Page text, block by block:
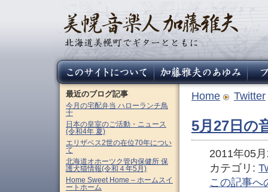
Home Twitter
5月27日の
2011年05
カテゴリ:
この記事へ
最近のブログ記事
今月の宅配弁当 ハローランチ鳥
十
日本の皇室のご活動・ニュース
(令和4年 夏)
エリザベス2世の在位70年につい
て
北海道オホーツク管内保健所 保
護犬猫情報(令和４年5月)
Home Sweet Home – ホームスイ
ートホーム